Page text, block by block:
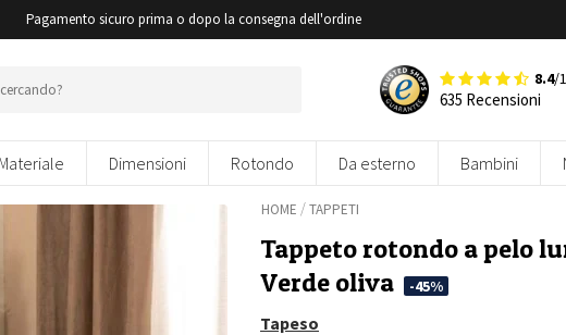
Pagamento sicuro prima o dopo la consegna dell'ordine
8.4/
635 Recensioni
Dimensioni Rotondo Da esterno Bambini
HOME /TAPPETI
Tappeto rotondo a pelo
Verde oliva
-45%
Tapeso